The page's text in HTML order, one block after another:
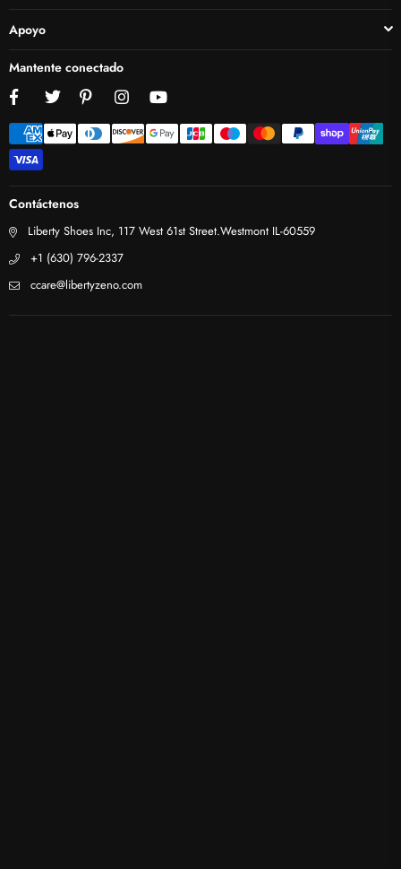
Apoyo
Mantente conectado
Facebook Twitter Pinterest Instagram
Contáctenos
Liberty Shoes Inc, 117 West 61st Street.Westmont IL-60559
+1 (630) 796-2337
ccare@libertyzeno.com